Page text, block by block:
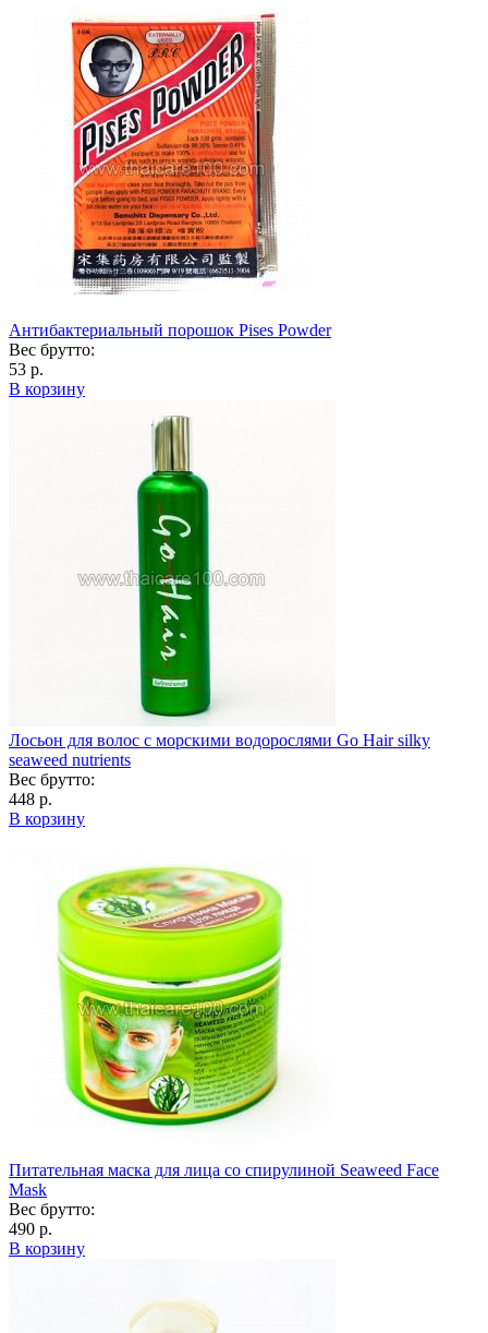
Антибактериальный порошок Pises Powder
Вес брутто:
53 р.
В корзину
Лосьон для волос с морскими водорослями Go Hair silky
seaweed nutrients
Вес брутто:
448 р.
В корзину
Питательная маска для лица со спирулиной Seaweed Face
Mask
Вес брутто:
490 р.
В корзину